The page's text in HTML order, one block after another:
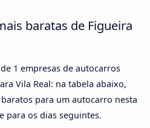
baratas de Figueira
1 empresas de autocarros
Vila Real: na tabela abaixo,
para um autocarro nesta
e para os dias seguintes.